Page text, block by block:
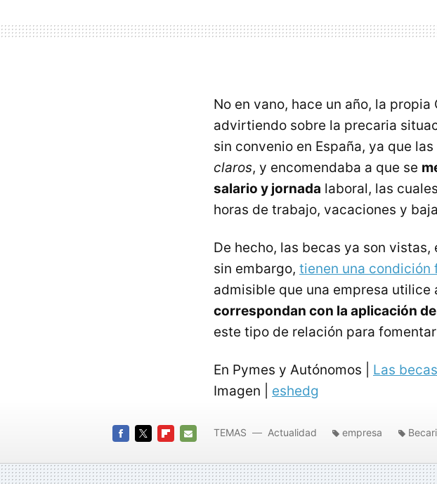
No en vano, hace un año, la propia
advirtiendo sobre la precaria
sin convenio en España, ya que
claros, y encomendaba a que se
salario y jornada laboral, las
horas de trabajo, vacaciones y
De hecho, las becas ya son
sin embargo, tienen una condición
admisible que una empresa
correspondan con la aplicación
este tipo de relación para
En Pymes y Autónomos | Las
Imagen | eshedg
MAIL
TEMAS Actualidad empresa